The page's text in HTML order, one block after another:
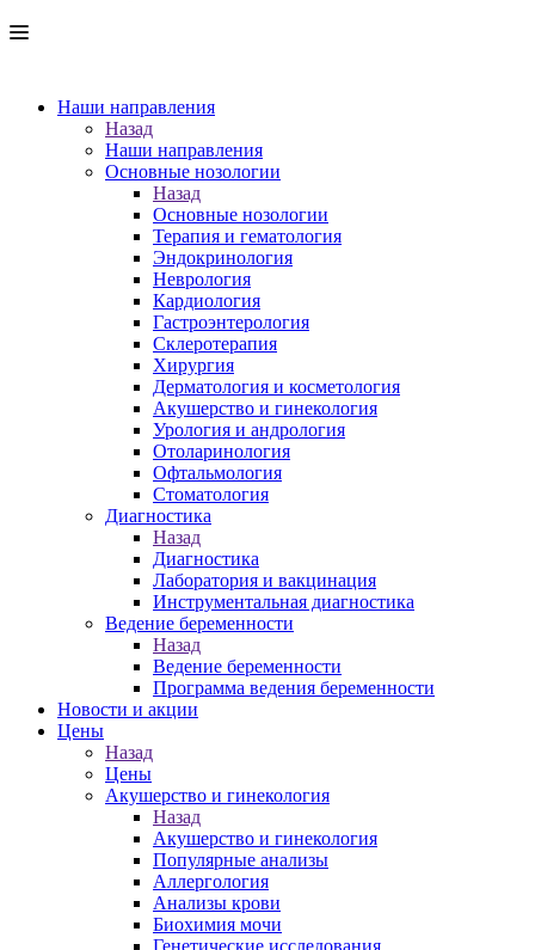
Наши направления
Назад
Наши направления
Основные нозологии
Назад
Основные нозологии
Терапия и гематология
Эндокринология
Неврология
Кардиология
Гастроэнтерология
Склеротерапия
Хирургия
Дерматология и косметология
Акушерство и гинекология
Урология и андрология
Отоларинология
Офтальмология
Стоматология
Диагностика
Назад
Диагностика
Лаборатория и вакцинация
Инструментальная диагностика
Ведение беременности
Назад
Ведение беременности
Программа ведения беременности
Новости и акции
Цены
Назад
Цены
Акушерство и гинекология
Назад
Акушерство и гинекология
Популярные анализы
Аллергология
Анализы крови
Биохимия мочи
Генетические исследования